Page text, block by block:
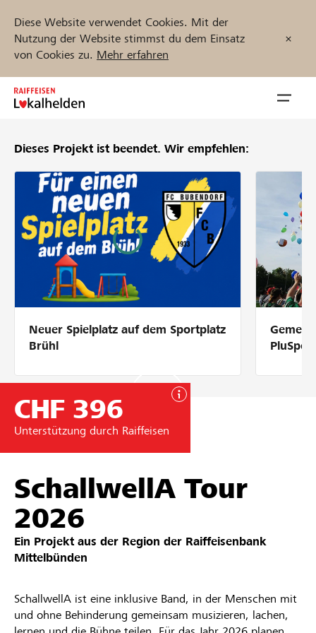
Diese Website verwendet Cookies. Mit der
Nutzung der Website stimmst du dem Einsatz
von Cookies zu. Mehr erfahren
Zum
Inhalt
Unterstützen
Hilfe & Support
Partner / Raiffeisenbank
Anmelden
Projekte und Organisationen finden
DE FR IT
Dieses Projekt ist beendet. Wir empfehlen:
Neuer Spielplatz auf dem Sportplatz
Brühl
CHF 396
Unterstützung durch Raiffeisen
SchallwellA Tour
2026
Ein Projekt aus der Region der Raiffeisenbank
Mittelbünden
SchallwellA ist eine inklusive Band, in der Menschen mit
und ohne Behinderung gemeinsam musizieren, lachen,